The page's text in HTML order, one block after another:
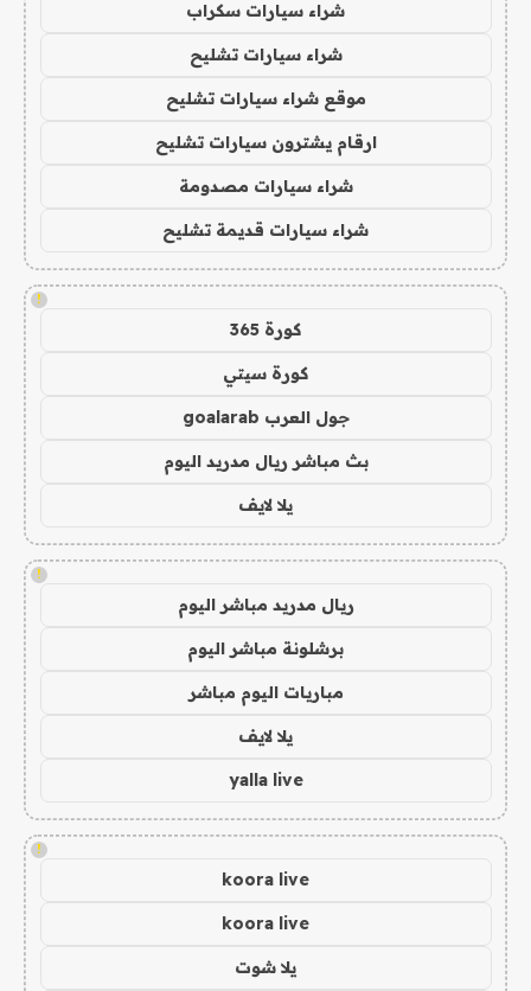
شراء سيارات سكراب
شراء سيارات تشليح
موقع شراء سيارات تشليح
ارقام يشترون سيارات تشليح
شراء سيارات مصدومة
شراء سيارات قديمة تشليح
!
كورة 365
كورة سيتي
جول العرب goalarab
بث مباشر ريال مدريد اليوم
يلا لايف
!
ريال مدريد مباشر اليوم
برشلونة مباشر اليوم
مباريات اليوم مباشر
يلا لايف
yalla live
!
koora live
koora live
يلا شوت